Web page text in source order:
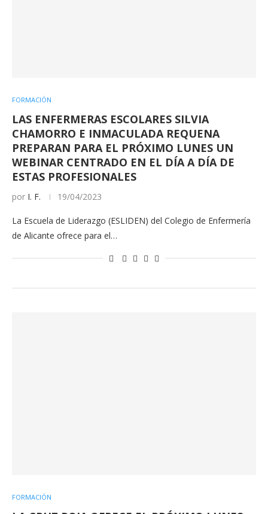
FORMACIÓN
LAS ENFERMERAS ESCOLARES SILVIA
CHAMORRO E INMACULADA REQUENA
PREPARAN PARA EL PRÓXIMO LUNES UN
WEBINAR CENTRADO EN EL DÍA A DÍA DE
ESTAS PROFESIONALES
por I. F. 19/04/2023
La Escuela de Liderazgo (ESLIDEN) del Colegio de Enfermería
de Alicante ofrece para el…
FORMACIÓN